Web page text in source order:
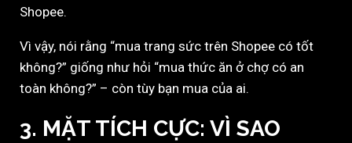
Shopee.
Vì vậy, nói rằng “mua trang sức trên Shopee có tốt
không?” giống như hỏi “mua thức ăn ở chợ có an
toàn không?” – còn tùy bạn mua của ai.
3. MẶT TÍCH CỰC: VÌ SAO